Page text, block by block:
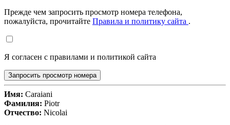
Прежде чем запросить просмотр номера телефона,
пожалуйста, прочитайте Правила и политику сайта .
Я согласен с правилами и политикой сайта
Запросить просмотр номера
Имя: Caraiani
Фамилия: Piotr
Отчество: Nicolai